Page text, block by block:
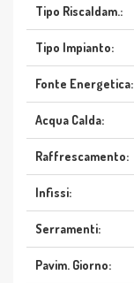
Tipo Riscaldam.:
Tipo Impianto:
Fonte Energetica:
Acqua Calda:
Raffrescamento:
Infissi:
Serramenti:
Pavim. Giorno: